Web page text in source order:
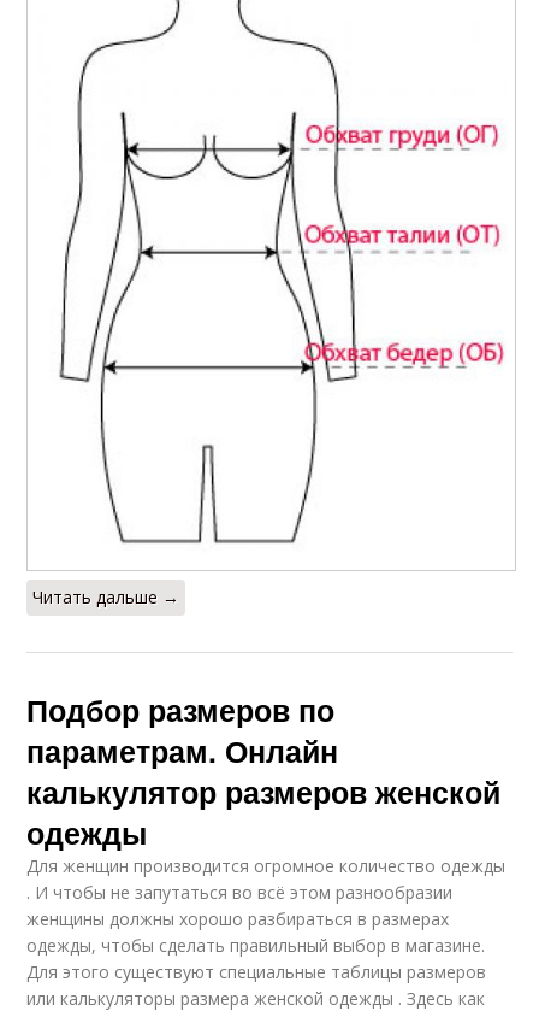
Читать дальше →
Подбор размеров по
параметрам. Онлайн
калькулятор размеров женской
одежды
Для женщин производится огромное количество одежды
. И чтобы не запутаться во всё этом разнообразии
женщины должны хорошо разбираться в размерах
одежды, чтобы сделать правильный выбор в магазине.
Для этого существуют специальные таблицы размеров
или калькуляторы размера женской одежды . Здесь как